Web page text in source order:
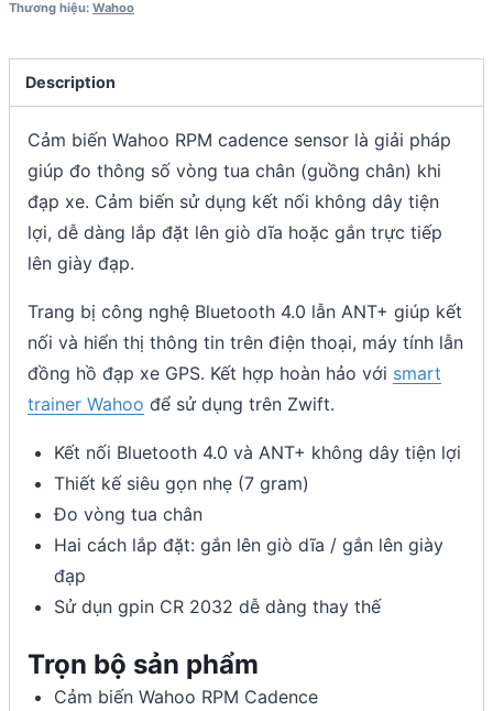
Thương hiệu: Wahoo
Description
Cảm biến Wahoo RPM cadence sensor là giải pháp
giúp đo thông số vòng tua chân (guồng chân) khi
đạp xe. Cảm biến sử dụng kết nối không dây tiện
lợi, dễ dàng lắp đặt lên giò dĩa hoặc gắn trực tiếp
lên giày đạp.
Trang bị công nghệ Bluetooth 4.0 lẫn ANT+ giúp kết
nối và hiển thị thông tin trên điện thoại, máy tính lẫn
đồng hồ đạp xe GPS. Kết hợp hoàn hảo với smart
trainer Wahoo để sử dụng trên Zwift.
Kết nối Bluetooth 4.0 và ANT+ không dây tiện lợi
Thiết kế siêu gọn nhẹ (7 gram)
Đo vòng tua chân
Hai cách lắp đặt: gắn lên giò dĩa / gắn lên giày
đạp
Sử dụn gpin CR 2032 dễ dàng thay thế
Trọn bộ sản phẩm
Cảm biến Wahoo RPM Cadence